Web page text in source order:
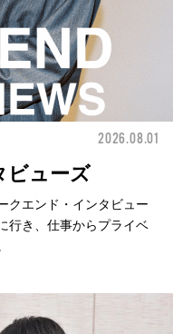
2026.08.01
ビューズ
クエンド・インタビュー
行き、仕事からプライベ